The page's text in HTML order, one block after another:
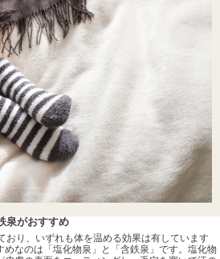
泉がおすすめ
おり、いずれも体を温める効果は有しています
なのは「塩化物泉」と「含鉄泉」です。塩化物